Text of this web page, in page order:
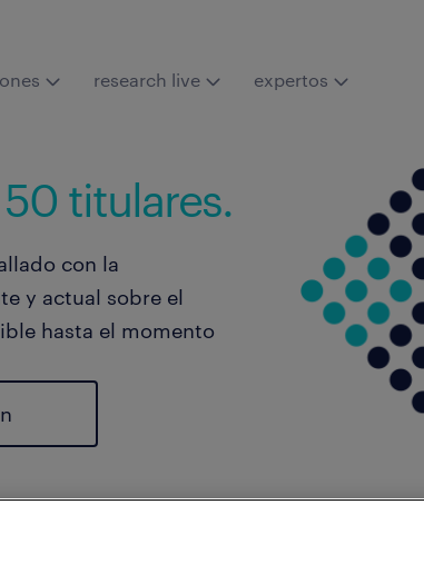
research live expertos
titulares.
con la
y actual sobre el
hasta el momento